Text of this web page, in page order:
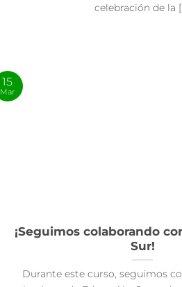
celebración de la
¡Seguimos colaborando
Sur!
Durante este curso, seguimos
15
Mar